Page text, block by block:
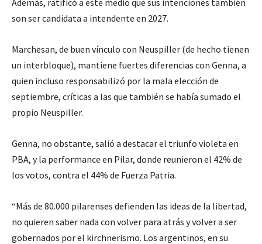
son ser candidata a intendente en 2027.
Marchesan, de buen vínculo con Neuspiller (de hecho tienen
un interbloque), mantiene fuertes diferencias con Genna, a
quien incluso responsabilizó por la mala elección de
septiembre, críticas a las que también se había sumado el
propio Neuspiller.
Genna, no obstante, salió a destacar el triunfo violeta en
PBA, y la performance en Pilar, donde reunieron el 42% de
los votos, contra el 44% de Fuerza Patria.
“Más de 80.000 pilarenses defienden las ideas de la libertad,
no quieren saber nada con volver para atrás y volver a ser
gobernados por el kirchnerismo. Los argentinos, en su